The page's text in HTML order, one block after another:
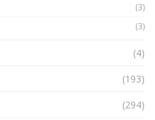
(3)
(3)
(4)
(193)
(294)